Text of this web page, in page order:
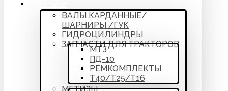
ВАЛЫ КАРДАННЫЕ/
ШАРНИРЫ /ГУК
ГИДРОЦИЛИНДРЫ
ЗАПЧАСТИ ДЛЯ ТРАКТОРОВ
МТЗ
ПД-10
РЕМКОМПЛЕКТЫ
Т40/Т25/Т16